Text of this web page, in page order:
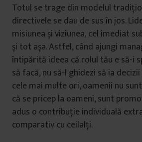
Totul se trage din modelul
directivele se dau de sus în jos.
misiunea și viziunea, cel imediat
și tot așa. Astfel, când ajungi
întipărită ideea că rolul tău e să-i
să facă, nu să-l ghidezi să ia
cele mai multe ori, oamenii nu
că se pricep la oameni, sunt
adus o contribuție individuală
comparativ cu ceilalți.